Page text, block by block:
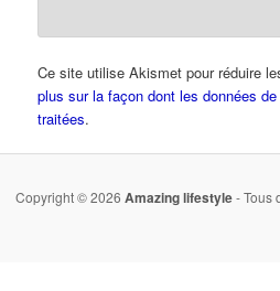
Ce site utilise Akismet pour réduire
plus sur la façon dont les données
traitées.
Copyright © 2026 Amazing lifestyle- Tous